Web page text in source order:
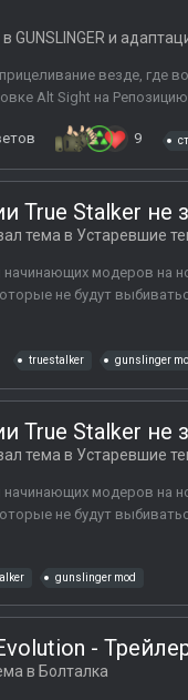
GUNSLINGER и
везде, где
Alt Sight на
9
True Stalker не
тема в Устаревшие
модеров на
не будут
truestalker gunslinger
True Stalker не
тема в Устаревшие
модеров на
не будут
gunslinger mod
-
в Болталка